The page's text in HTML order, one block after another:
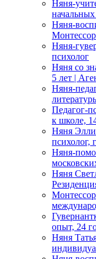
Няня-
начальных
Няня-
Няня-
психолог
Няня со
5 лет |
Няня-
Педагог-
к школе,
Няня
психолог,
Няня-
Няня
опыт, 24
Няня